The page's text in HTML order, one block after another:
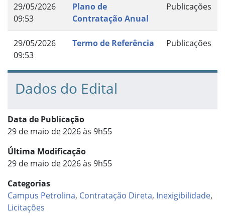
29/05/2026
09:53
Plano de
Contratação Anual
Publicações
29/05/2026
09:53
Termo de Referência Publicações
Dados do Edital
Data de Publicação
29 de maio de 2026 às 9h55
Última Modificação
29 de maio de 2026 às 9h55
Categorias
Campus Petrolina, Contratação Direta, Inexigibilidade,
Licitações